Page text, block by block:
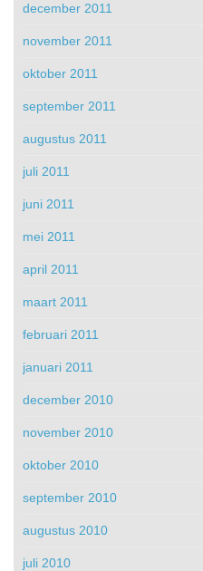
december 2011
november 2011
oktober 2011
september 2011
augustus 2011
juli 2011
juni 2011
mei 2011
april 2011
maart 2011
februari 2011
januari 2011
december 2010
november 2010
oktober 2010
september 2010
augustus 2010
juli 2010